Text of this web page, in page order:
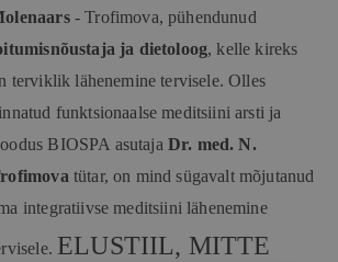
- Trofimova, pühendunud
ja dietoloog, kelle kireks
terviklik lähenemine tervisele. Olles
funktsionaalse meditsiini arsti ja
BIOSPA asutaja Dr. med. N.
tütar, on mind sügavalt mõjutanud
integratiivse meditsiini lähenemine
ELUSTIIL, MITTE